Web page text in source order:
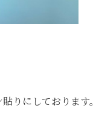
りにしております。